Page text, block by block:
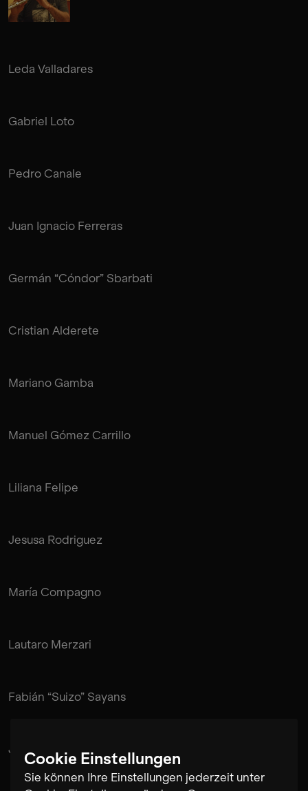
Cookie Einstellungen
Sie können Ihre Einstellungen jederzeit unter
Leda Valladares
Gabriel Loto
Pedro Canale
Juan Ignacio Ferreras
Germán “Cóndor” Sbarbati
Cristian Alderete
Mariano Gamba
Manuel Gómez Carrillo
Liliana Felipe
Jesusa Rodriguez
María Compagno
Lautaro Merzari
Fabián “Suizo” Sayans
Juan Pablo de Mendonça